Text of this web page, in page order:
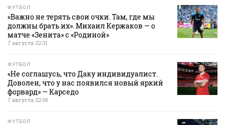
ФУТБОЛ
«Важно не терять свои очки. Там, где мы
должны брать их». Михаил Кержаков — о
матче «Зенита» с «Родиной»
7 августа 22:31
ФУТБОЛ
«Не соглашусь, что Даку индивидуалист.
Доволен, что у нас появился новый яркий
форвард» — Карседо
7 августа 22:06
ФУТБОЛ